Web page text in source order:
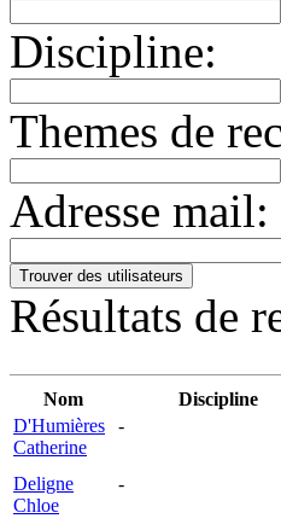
Discipline:
Themes de
Adresse mail:
Résultats de
Nom
Discipline
D'Humières
Catherine
-
Deligne
Chloe
-